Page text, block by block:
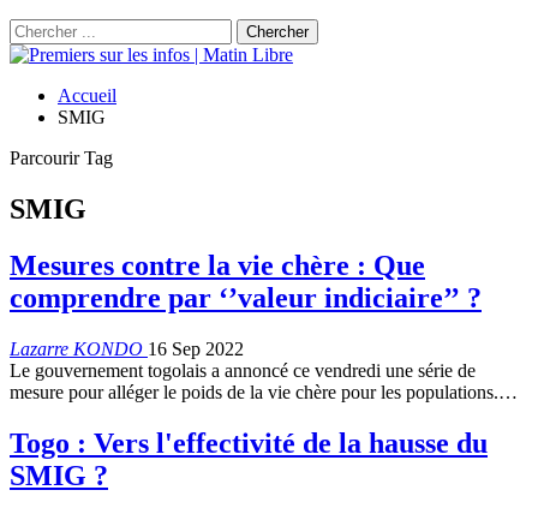
Accueil
SMIG
Parcourir Tag
SMIG
Mesures contre la vie chère : Que
comprendre par ‘’valeur indiciaire’’ ?
Lazarre KONDO 16 Sep 2022
Le gouvernement togolais a annoncé ce vendredi une série de
mesure pour alléger le poids de la vie chère pour les populations.…
Togo : Vers l'effectivité de la hausse du
SMIG ?